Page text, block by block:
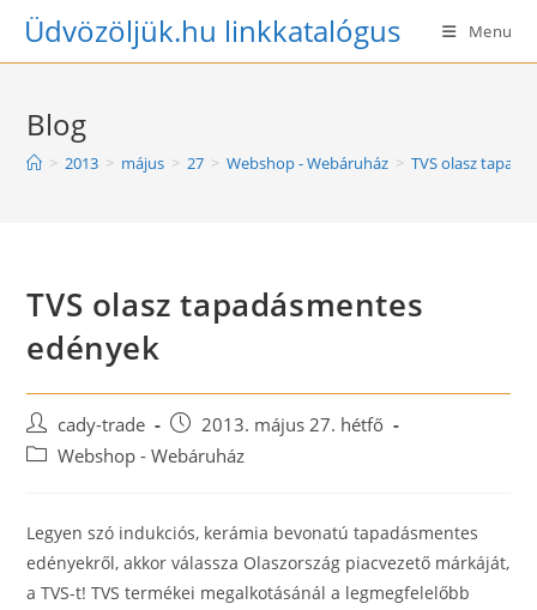
SkipÜdvözöljük.hu linkkatalógus Menu
Blog
> 2013 > május > 27 > Webshop - Webáruház > TVS olasz
TVS olasz tapadásmentes
edények
Post
author:
cady-trade
Post
published:
2013. május 27. hétfő
PostWebshop - Webáruház
Legyen szó indukciós, kerámia bevonatú tapadásmentes
edényekről, akkor válassza Olaszország piacvezető márkáját,
a TVS-t! TVS termékei megalkotásánál a legmegfelelőbb